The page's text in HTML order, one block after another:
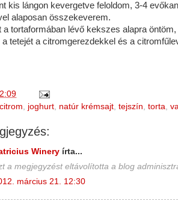
kis lángon kevergetve feloldom, 3-4
alaposan összekeverem.
a tortaformában lévő kekszes alapra
tetejét a citromgerezdekkel és a
citrom joghurt natúr krémsajt tejszín torta
Winery írta...
a megjegyzést eltávolította a blog
március 21. 12:30